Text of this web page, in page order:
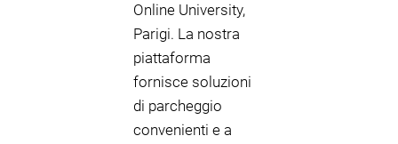
Online University,
Parigi. La nostra
piattaforma
fornisce soluzioni
di parcheggio
convenienti e a